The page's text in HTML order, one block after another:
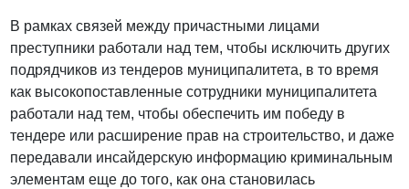
В рамках связей между причастными лицами
преступники работали над тем, чтобы исключить других
подрядчиков из тендеров муниципалитета, в то время
как высокопоставленные сотрудники муниципалитета
работали над тем, чтобы обеспечить им победу в
тендере или расширение прав на строительство, и даже
передавали инсайдерскую информацию криминальным
элементам еще до того, как она становилась